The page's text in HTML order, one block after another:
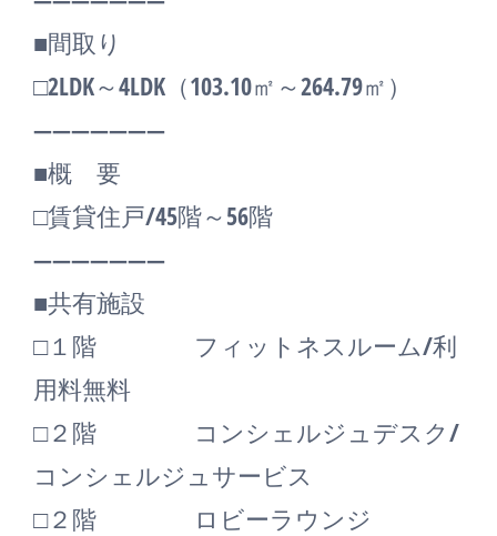
■間取り
□2LDK～4LDK（103.10㎡～264.79㎡）
―――――――
■概 要
□賃貸住戸/45階～56階
―――――――
■共有施設
□１階 フィットネスルーム/利
用料無料
□２階 コンシェルジュデスク/
コンシェルジュサービス
□２階 ロビーラウンジ